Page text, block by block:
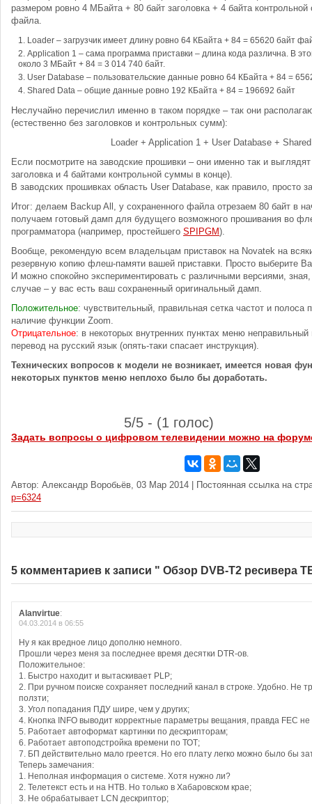
размером ровно 4 МБайта + 80 байт заголовка + 4 байта
файла.
Loader – загрузчик имеет длину ровно 64 КБайта + 84 = 65620 байт
Application 1 – сама программа приставки – длина кода различна. В
около 3 МБайт + 84 = 3 014 740 байт.
User Database – пользовательские данные ровно 64 КБайта + 84 =
Shared Data – общие данные ровно 192 КБайта + 84 = 196692 байт
Неслучайно перечислил именно в таком порядке – так они
(естественно без заголовков и контрольных сумм):
Loader + Application 1 + User Database +
Если посмотрите на заводские прошивки – они именно так и
заголовка и 4 байтами контрольной суммы в конце).
В заводских прошивках область User Database, как правило, просто
Итог: делаем Backup All, у сохраненного файла отрезаем 80 байт в
получаем готовый дамп для будущего возможного прошивания во
программатора (например, простейшего SPIPGM).
Вообще, рекомендую всем владельцам приставок на Novatek на
резервную копию флеш-памяти вашей приставки. Просто выберите
И можно спокойно экспериментировать с различными версиями,
случае – у вас есть ваш сохраненный оригинальный дамп.
Положительное: чувствительный, правильная сетка частот и полоса
наличие функции Zoom.
Отрицательное: в некоторых внутренних пунктах меню
перевод на русский язык (опять-таки спасает инструкция).
Технических вопросов к модели не возникает, имеется новая
некоторых пунктов меню неплохо было бы доработать.
5/5 - (1 голос)
Задать вопросы о цифровом телевидении можно на
Автор: Александр Воробьёв, 03 Мар 2014 | Постоянная ссылка на
p=6324
5 комментариев к записи " Обзор DVB-T2 ресивера
Alanvirtue:
04.03.2014 в 06:55
Ну я как вредное лицо дополню немного.
Прошли через меня за последнее время десятки DTR-ов.
Положительное:
1. Быстро находит и вытаскивает PLP;
2. При ручном поиске сохраняет последний канал в строке. Удобно. Не
ползти;
3. Угол попадания ПДУ шире, чем у других;
4. Кнопка INFO выводит корректные параметры вещания, правда FEC
5. Работает автоформат картинки по дескрипторам;
6. Работает автоподстройка времени по ТОТ;
7. БП действительно мало греется. Но его плату легко можно было бы
Теперь замечания:
1. Неполная информация о системе. Хотя нужно ли?
2. Телетекст есть и на НТВ. Но только в Хабаровском крае;
3. Не обрабатывает LCN дескриптор;